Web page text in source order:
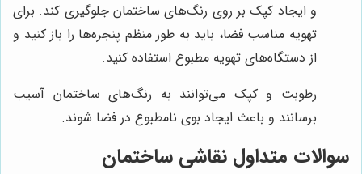
و ایجاد کپک بر روی رنگ‌های ساختمان جلوگیری کند. برای
تهویه مناسب فضا، باید به طور منظم پنجره‌ها را باز کنید و
از دستگاه‌های تهویه مطبوع استفاده کنید.
رطوبت و کپک می‌توانند به رنگ‌های ساختمان آسیب
برسانند و باعث ایجاد بوی نامطبوع در فضا شوند.
سوالات متداول نقاشی ساختمان